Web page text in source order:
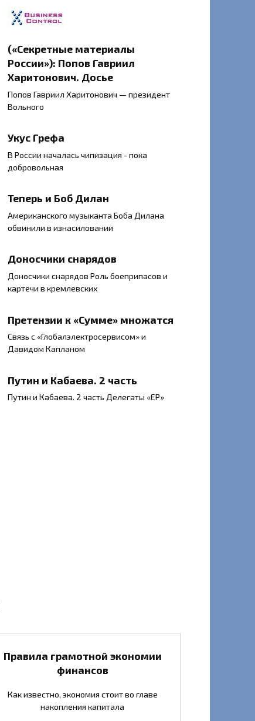
(«Секретные материалы
России»): Попов Гавриил
Харитонович. Досье
Попов Гавриил Харитонович — президент
Вольного
Укус Грефа
В России началась чипизация - пока
добровольная
Теперь и Боб Дилан
Американского музыканта Боба Дилана
обвинили в изнасиловании
Доносчики снарядов
Доносчики снарядов Роль боеприпасов и
картечи в кремлевских
Претензии к «Сумме» множатся
Связь с «Глобалэлектросервисом» и
Давидом Капланом
Путин и Кабаева. 2 часть
Путин и Кабаева. 2 часть Делегаты «ЕР»
Правила грамотной экономии
финансов
Как известно, экономия стоит во главе
накопления капитала